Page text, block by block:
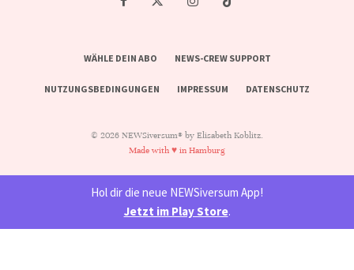
WÄHLE DEIN ABO NEWS-CREW SUPPORT
NUTZUNGSBEDINGUNGEN IMPRESSUM DATENSCHUTZ
© 2026 NEWSiversum® by Elisabeth Koblitz.
Made with ♥ in Hamburg
Hol dir die neue NEWSiversum App!
Jetzt im Play Store.